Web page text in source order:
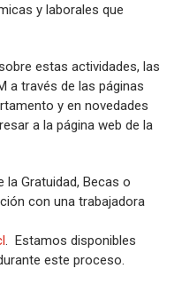
y laborales que
estas actividades, las
a través de las páginas
y en novedades
a la página web de la
Gratuidad, Becas o
con una trabajadora
. Estamos disponibles
este proceso.